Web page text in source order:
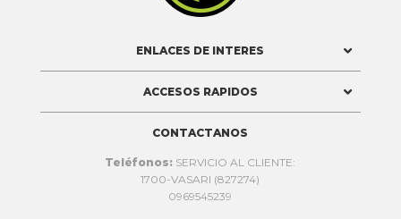
ENLACES DE INTERES
ACCESOS RAPIDOS
CONTACTANOS
Teléfonos: SERVICIO AL CLIENTE:
1700-VASARI (827274)
0969545239